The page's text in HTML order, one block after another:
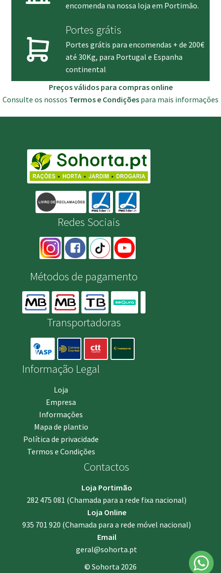
encomenda na nossa loja em Portimão.
Portes grátis
Portes grátis para encomendas + de 200€
até 30Kg, para Portugal e Espanha
continental
Preços válidos para compras online
Consulte os nossos Termos e Condições para mais informações
Redes Sociais
Métodos de pagamento
Transportadoras
Informação Legal
Loja
Empresa
Informações
Mapa de plantio
Política de privacidade
Termos e Condições
Contactos
Loja Portimão
282 475 081 (Chamada para a rede fixa nacional)
Loja Online
935 701 920 (Chamada para a rede móvel nacional)
Email
geral@sohorta.pt
© Sohorta 2026